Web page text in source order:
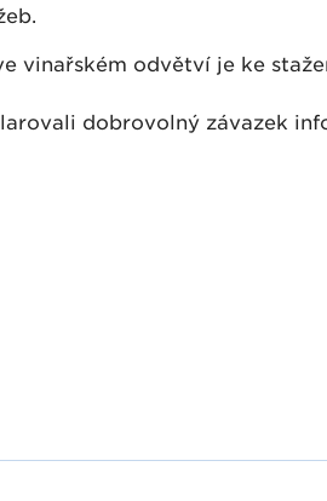
vinařském odvětví je ke
dobrovolný závazek